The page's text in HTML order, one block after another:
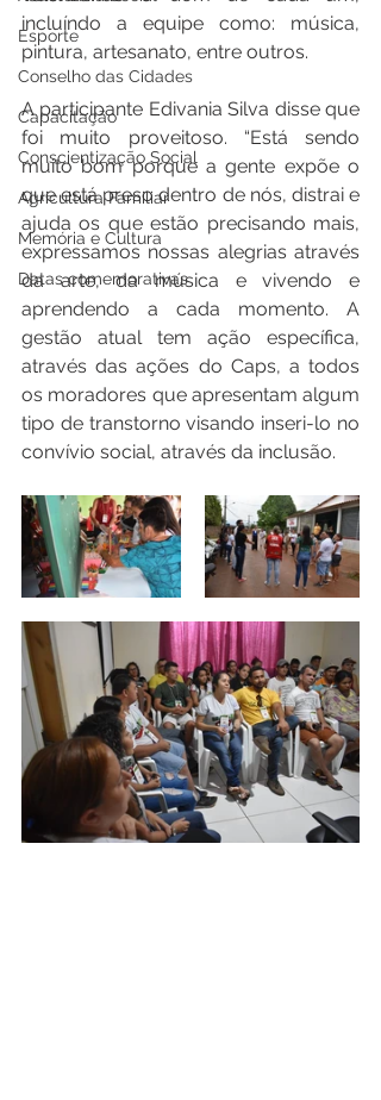
Esporte
Conselho das Cidades
Capacitação
Conscientização Social
Agricultura Familiar
Memória e Cultura
Datas comemorativas
incluíndo a equipe como: música,
pintura, artesanato, entre outros.
A participante Edivania Silva disse que
foi muito proveitoso. “Está sendo
muito bom porque a gente expõe o
que está preso dentro de nós, distrai e
ajuda os que estão precisando mais,
expressamos nossas alegrias através
da arte, da música e vivendo e
aprendendo a cada momento. A
gestão atual tem ação específica,
através das ações do Caps, a todos
os moradores que apresentam algum
tipo de transtorno visando inseri-lo no
convívio social, através da inclusão.